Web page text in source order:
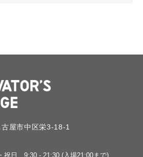
屋市中区栄3-18-1
祝日 9:30 - 21:30 (入場21:00まで)